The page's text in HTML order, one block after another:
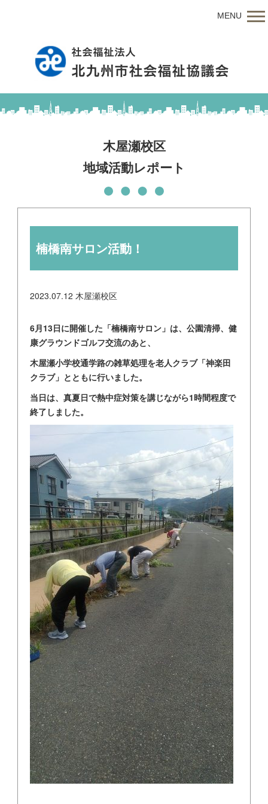
MENU
木屋瀬校区
地域活動レポート
楠橋南サロン活動！
2023.07.12 木屋瀬校区
6月13日に開催した「楠橋南サロン」は、公園清掃、健
康グラウンドゴルフ交流のあと、
木屋瀬小学校通学路の雑草処理を老人クラブ「神楽田
クラブ」とともに行いました。
当日は、真夏日で熱中症対策を講じながら1時間程度で
終了しました。